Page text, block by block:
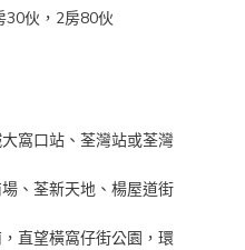
30伙，2房80伙
窩口站、荃灣站或荃灣
、荃新天地、楊屋道街
直望橫窩仔街公園，環